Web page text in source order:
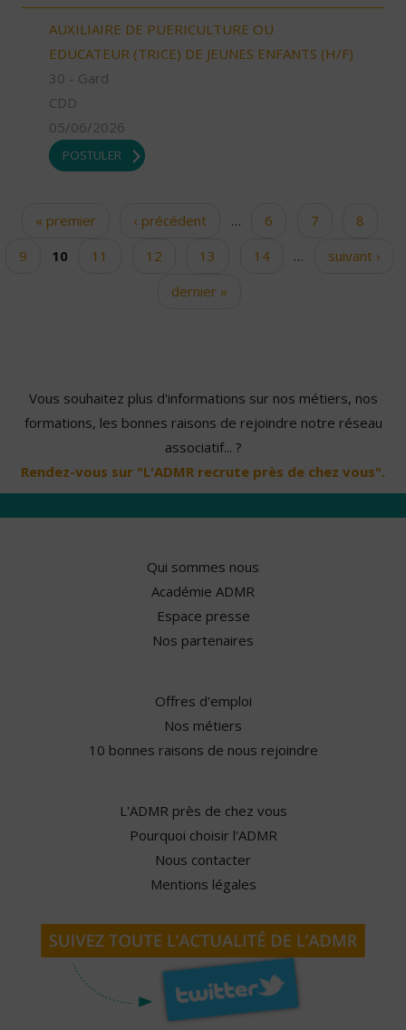
AUXILIAIRE DE PUERICULTURE OU
EDUCATEUR (TRICE) DE JEUNES ENFANTS (H/F)
30 - Gard
CDD
05/06/2026
POSTULER
Pages« premier ‹ précédent … 6 7
8
9
10 11 12 13 14 …
suivant ›
dernier »
Vous souhaitez plus d'informations sur nos métiers, nos
formations, les bonnes raisons de rejoindre notre réseau
associatif... ?
Rendez-vous sur "L'ADMR recrute près de chez vous".
Qui sommes nous
Académie ADMR
Espace presse
Nos partenaires
Offres d'emploi
Nos métiers
10 bonnes raisons de nous rejoindre
L'ADMR près de chez vous
Pourquoi choisir l'ADMR
Nous contacter
Mentions légales